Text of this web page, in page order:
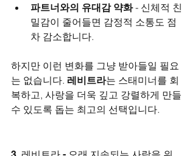
파트너와의 유대감 약화 - 신체적 친
밀감이 줄어들면 감정적 소통도 점
차 감소합니다.
하지만 이런 변화를 그냥 받아들일 필요
는 없습니다. 레비트라는 스태미너를 회
복하고, 사랑을 더욱 깊고 강렬하게 만들
수 있도록 돕는 최고의 선택입니다.